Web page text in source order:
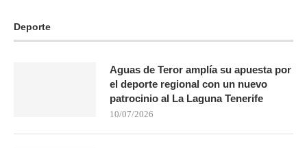
Deporte
Aguas de Teror amplía su apuesta por
el deporte regional con un nuevo
patrocinio al La Laguna Tenerife
10/07/2026